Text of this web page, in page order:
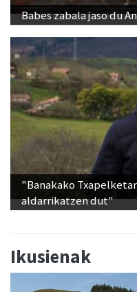
Babes zabala jaso du
"Banakako
aldarrikatzen dut"
Ikusienak